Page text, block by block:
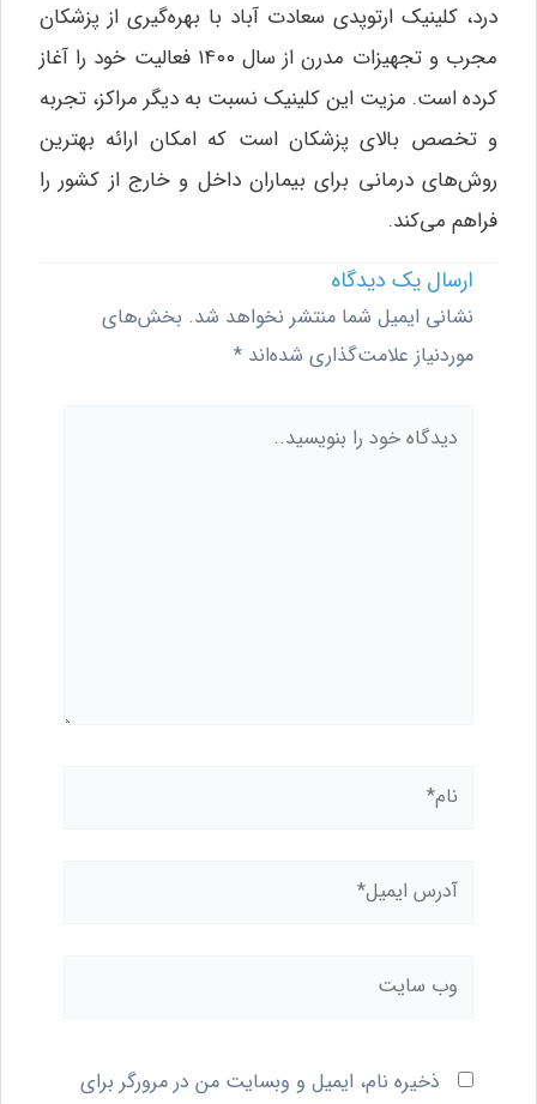
درد، کلینیک ارتوپدی سعادت آباد با بهره‌گیری از پزشکان
مجرب و تجهیزات مدرن از سال ۱۴۰۰ فعالیت خود را آغاز
کرده است. مزیت این کلینیک نسبت به دیگر مراکز، تجربه
و تخصص بالای پزشکان است که امکان ارائه بهترین
روش‌های درمانی برای بیماران داخل و خارج از کشور را
فراهم می‌کند.
ارسال یک دیدگاه
نشانی ایمیل شما منتشر نخواهد شد. بخش‌های
موردنیاز علامت‌گذاری شده‌اند *
دیدگاه
خود
نام*
آدرس
ذخیره نام، ایمیل و وبسایت من در مرورگر برای